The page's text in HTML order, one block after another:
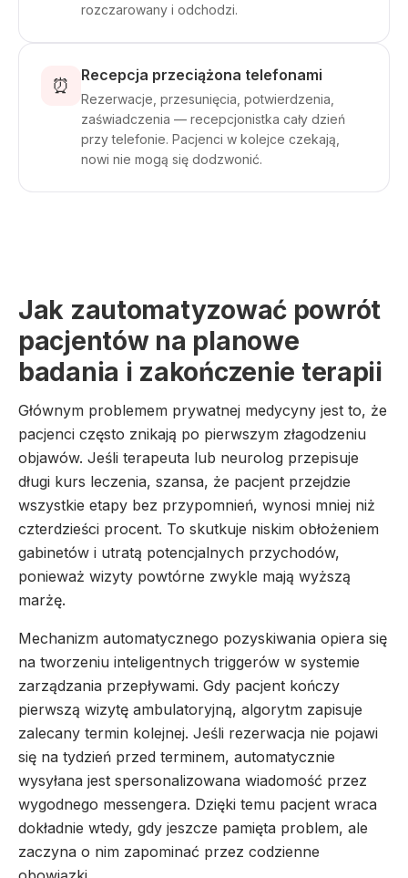
rozczarowany i odchodzi.
⏰ Recepcja przeciążona telefonami
Rezerwacje, przesunięcia, potwierdzenia,
zaświadczenia — recepcjonistka cały dzień
przy telefonie. Pacjenci w kolejce czekają,
nowi nie mogą się dodzwonić.
Jak zautomatyzować powrót
pacjentów na planowe
badania i zakończenie terapii
Głównym problemem prywatnej medycyny jest to, że
pacjenci często znikają po pierwszym złagodzeniu
objawów. Jeśli terapeuta lub neurolog przepisuje
długi kurs leczenia, szansa, że pacjent przejdzie
wszystkie etapy bez przypomnień, wynosi mniej niż
czterdzieści procent. To skutkuje niskim obłożeniem
gabinetów i utratą potencjalnych przychodów,
ponieważ wizyty powtórne zwykle mają wyższą
marżę.
Mechanizm automatycznego pozyskiwania opiera się
na tworzeniu inteligentnych triggerów w systemie
zarządzania przepływami. Gdy pacjent kończy
pierwszą wizytę ambulatoryjną, algorytm zapisuje
zalecany termin kolejnej. Jeśli rezerwacja nie pojawi
się na tydzień przed terminem, automatycznie
wysyłana jest spersonalizowana wiadomość przez
wygodnego messengera. Dzięki temu pacjent wraca
dokładnie wtedy, gdy jeszcze pamięta problem, ale
zaczyna o nim zapominać przez codzienne